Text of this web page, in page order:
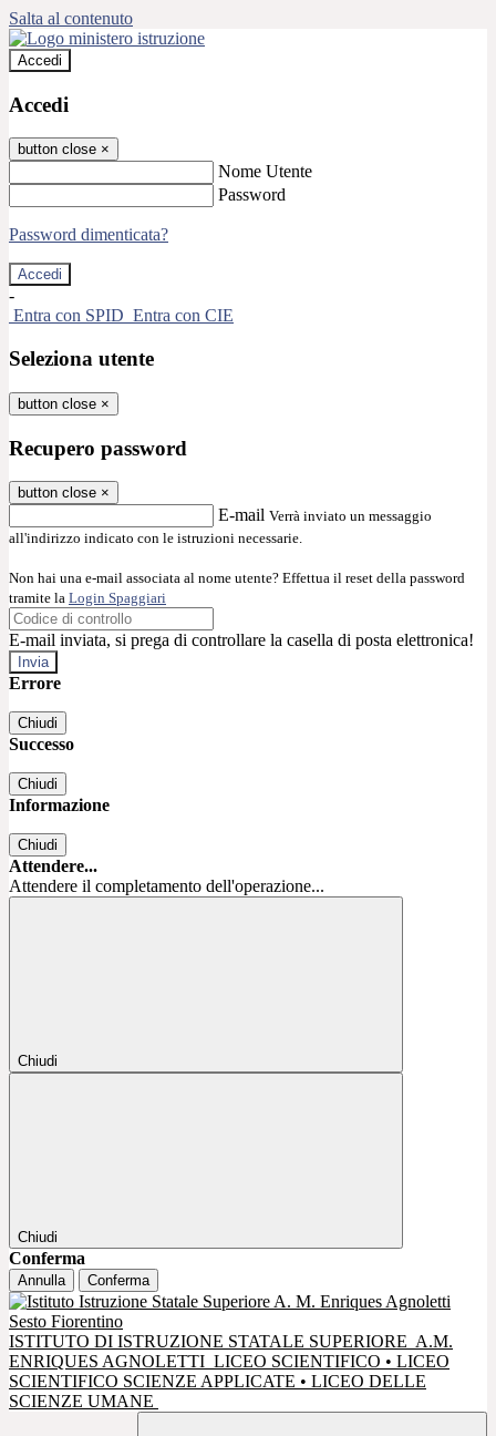
Salta al contenuto
Accedi
Accedi
button close ×
Nome Utente
Password
Password dimenticata?
-
Entra con SPID Entra con CIE
Seleziona utente
button close ×
Recupero password
button close ×
E-mail Verrà inviato un messaggio
all'indirizzo indicato con le istruzioni necessarie.
Non hai una e-mail associata al nome utente? Effettua il reset della password
tramite la Login Spaggiari
E-mail inviata, si prega di controllare la casella di posta elettronica!
Errore
Chiudi
Successo
Chiudi
Informazione
Chiudi
Attendere...
Attendere il completamento dell'operazione...
Chiudi
Chiudi
Conferma
Annulla Conferma
ISTITUTO DI ISTRUZIONE STATALE SUPERIORE A.M.
ENRIQUES AGNOLETTI LICEO SCIENTIFICO • LICEO
SCIENTIFICO SCIENZE APPLICATE • LICEO DELLE
SCIENZE UMANE